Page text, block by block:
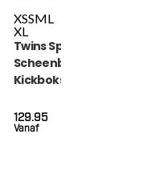
XSSML
XL
Twins Special
Scheenbeschermers
Kickboksen (SGL 7
Vanaf
129.95